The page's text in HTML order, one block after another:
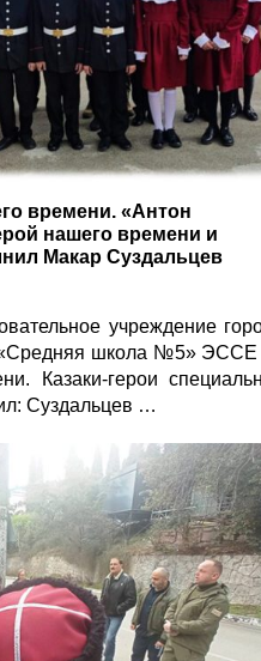
времени. «Антон
нашего времени и
Макар Суздальцев
учреждение
школа №5» ЭССЕ
Казаки-герои
Суздальцев …